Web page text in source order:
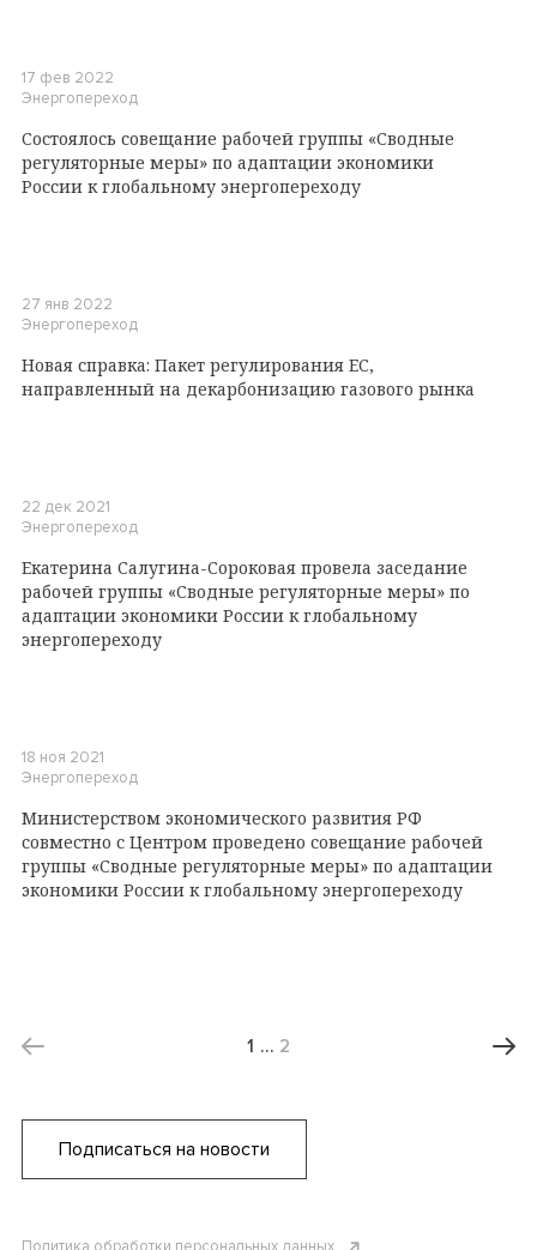
17 фев 2022
Энергопереход
Состоялось совещание рабочей группы «Сводные
регуляторные меры» по адаптации экономики
России к глобальному энергопереходу
27 янв 2022
Энергопереход
Новая справка: Пакет регулирования ЕС,
направленный на декарбонизацию газового рынка
22 дек 2021
Энергопереход
Екатерина Салугина-Сороковая провела заседание
рабочей группы «Сводные регуляторные меры» по
адаптации экономики России к глобальному
энергопереходу
18 ноя 2021
Энергопереход
Министерством экономического развития РФ
совместно с Центром проведено совещание рабочей
группы «Сводные регуляторные меры» по адаптации
экономики России к глобальному энергопереходу
1 … 2
Подписаться на новости